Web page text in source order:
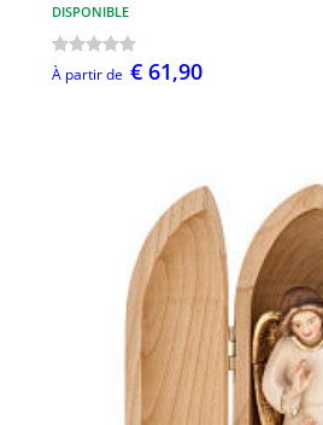
DISPONIBLE
À partir de € 61,90